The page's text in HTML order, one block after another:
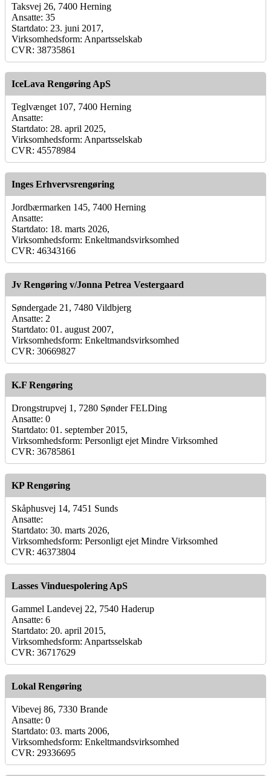
Taksvej 26, 7400 Herning
Ansatte: 35
Startdato: 23. juni 2017,
Virksomhedsform: Anpartsselskab
CVR: 38735861
IceLava Rengøring ApS
Teglvænget 107, 7400 Herning
Ansatte:
Startdato: 28. april 2025,
Virksomhedsform: Anpartsselskab
CVR: 45578984
Inges Erhvervsrengøring
Jordbærmarken 145, 7400 Herning
Ansatte:
Startdato: 18. marts 2026,
Virksomhedsform: Enkeltmandsvirksomhed
CVR: 46343166
Jv Rengøring v/Jonna Petrea Vestergaard
Søndergade 21, 7480 Vildbjerg
Ansatte: 2
Startdato: 01. august 2007,
Virksomhedsform: Enkeltmandsvirksomhed
CVR: 30669827
K.F Rengøring
Drongstrupvej 1, 7280 Sønder FELDing
Ansatte: 0
Startdato: 01. september 2015,
Virksomhedsform: Personligt ejet Mindre Virksomhed
CVR: 36785861
KP Rengøring
Skåphusvej 14, 7451 Sunds
Ansatte:
Startdato: 30. marts 2026,
Virksomhedsform: Personligt ejet Mindre Virksomhed
CVR: 46373804
Lasses Vinduespolering ApS
Gammel Landevej 22, 7540 Haderup
Ansatte: 6
Startdato: 20. april 2015,
Virksomhedsform: Anpartsselskab
CVR: 36717629
Lokal Rengøring
Vibevej 86, 7330 Brande
Ansatte: 0
Startdato: 03. marts 2006,
Virksomhedsform: Enkeltmandsvirksomhed
CVR: 29336695